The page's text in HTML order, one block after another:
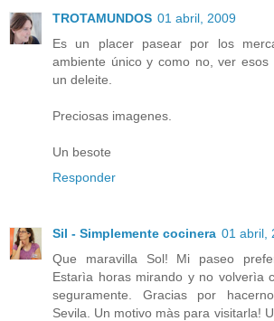
TROTAMUNDOS 01 abril, 2009
Es un placer pasear por los
ambiente único y como no, ver esos
un deleite.
Preciosas imagenes.
Un besote
Responder
Sil - Simplemente cocinera 01 abril,
Que maravilla Sol! Mi paseo
Estarìa horas mirando y no volverìa
seguramente. Gracias por
Sevila. Un motivo màs para visitarla!